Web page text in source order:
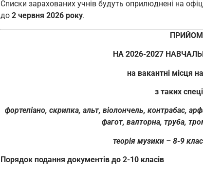
Списки зарахованих учнів будуть оприлюднені на
до 2 червня 2026 року.
ПРИЙОМ
НА 2026-2027
на вакантні місця
з таких
фортепіано, скрипка, альт, віолончель, контрабас,
фагот, валторна, труба,
теорія музики – 8-9
Порядок подання документів до 2-10 класів